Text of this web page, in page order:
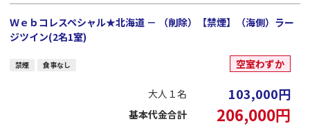
Ｗｅｂコレスペシャル★北海道 － （削除）【禁煙】（海側）ラー
ジツイン(2名1室)
禁煙 食事なし 空室わずか
大人１名 103,000円
基本代金合計 206,000円